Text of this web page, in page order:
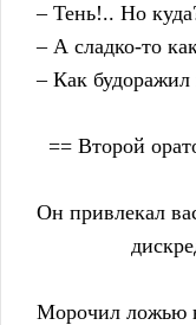
– Тень!.. Но
– А сладко-то
– Как будоражил
== Второй
Он привлекал
Морочил ложью